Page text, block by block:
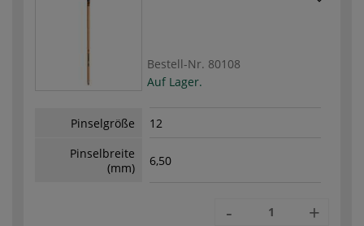
Bestell-Nr. 80108
Auf Lager.
Pinselgröße
12
Pinselbreite
(mm)
6,50
- +